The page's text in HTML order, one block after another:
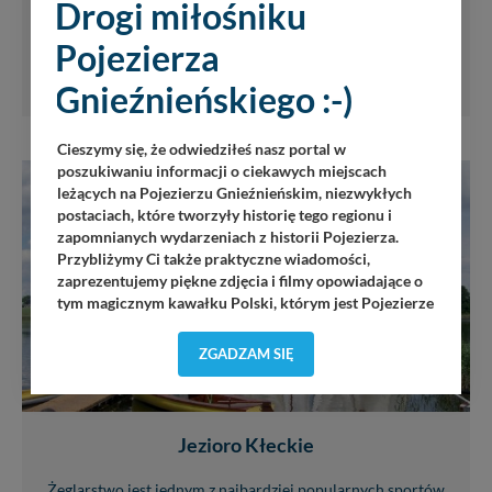
powiecie poznańskim i w Wielkopolsce, pięknie położone
Jezioro Kłeckie
Drogi miłośniku
Pojezierza
Gnieźnieńskiego :-)
Cieszymy się, że odwiedziłeś nasz portal w
poszukiwaniu informacji o ciekawych miejscach
leżących na Pojezierzu Gnieźnieńskim, niezwykłych
postaciach, które tworzyły historię tego regionu i
zapomnianych wydarzeniach z historii Pojezierza.
Przybliżymy Ci także praktyczne wiadomości,
zaprezentujemy piękne zdjęcia i filmy opowiadające o
tym magicznym kawałku Polski, którym jest Pojezierze
Pojezierze Gnieźnieńskie odkrywać dla Ciebie na
składający się z pasjonatów, miłośników, czy wręcz
osób zakochanych w naszej„małej Ojczyźnie”każdego
dnia wędruje po Pojezierzu Gnieźnieńskim, by rozwijać
portal, poprzez jego rozbudowę oraz dostarczanie
ZGADZAM SIĘ